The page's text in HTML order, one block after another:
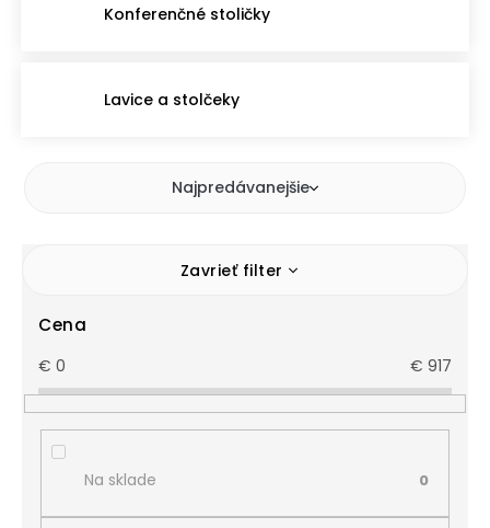
Konferenčné stoličky
Lavice a stolčeky
Najpredávanejšie
Zavrieť filter
Cena
€ 0 € 917
Na sklade 0